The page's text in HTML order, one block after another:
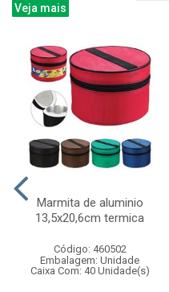
Veja mais
Marmita de aluminio
13,5x20,6cm termica
Código: 460502
Embalagem: Unidade
Caixa Com: 40 Unidade(s)